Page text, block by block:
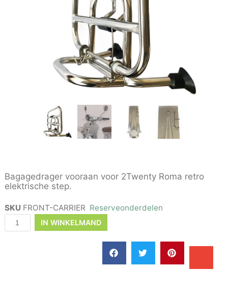
Bagagedrager vooraan voor 2Twenty Roma retro
elektrische step.
SKU FRONT-CARRIER Reserveonderdelen
IN WINKELMAND